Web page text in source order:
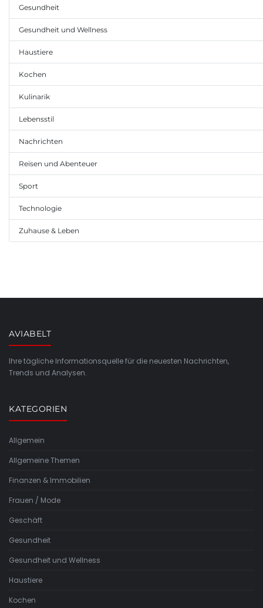
Gesundheit
Gesundheit und Wellness
Haustiere
Kochen
Kulinarik
Lebensstil
Nachrichten
Reisen und Abenteuer
Sport
Technologie
Zuhause & Leben
AVIABELT
Ihre tägliche Informationsquelle für die neuesten Nachrichten,
Trends und Analysen.
KATEGORIEN
Allgemein
Allgemeine Themen
Finanzen & Immobilien
Frauen / Mode
Geschäft
Gesundheit
Gesundheit und Wellness
Haustiere
Kochen